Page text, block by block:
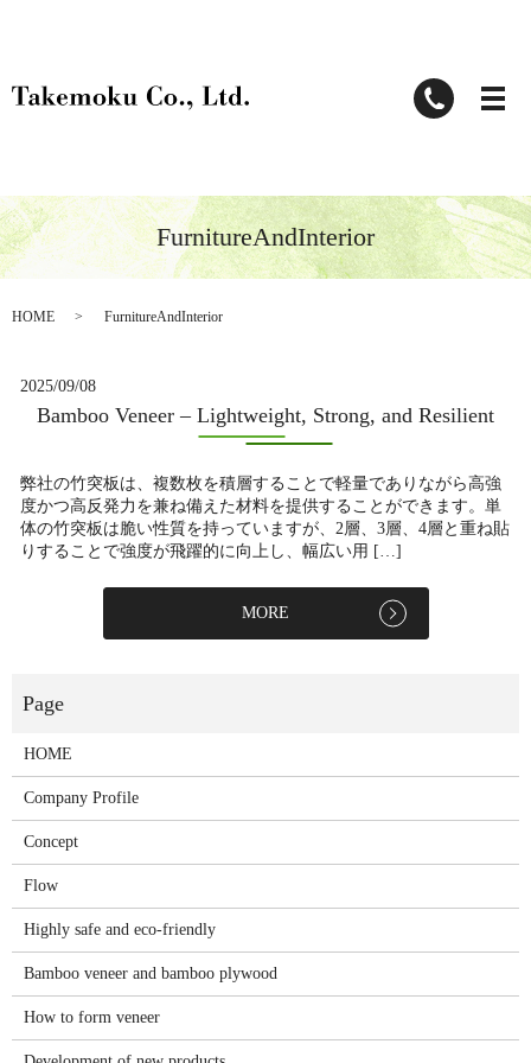
FurnitureAndInterior
HOME FurnitureAndInterior
2025/09/08
Bamboo Veneer – Lightweight, Strong, and Resilient
弊社の竹突板は、複数枚を積層することで軽量でありながら高強
度かつ高反発力を兼ね備えた材料を提供することができます。単
体の竹突板は脆い性質を持っていますが、2層、3層、4層と重ね貼
りすることで強度が飛躍的に向上し、幅広い用 […]
MORE
HOME
Company Profile
Concept
Flow
Highly safe and eco-friendly
Bamboo veneer and bamboo plywood
How to form veneer